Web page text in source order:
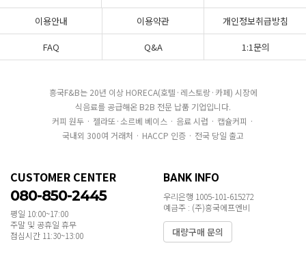
이용안내 이용약관
개인정보취급방침
FAQ
Q&A 1:1문의
흥국F&B는 20년 이상 HORECA(호텔·레스토랑·카페) 시장에
식음료를 공급해온 B2B 전문 납품 기업입니다.
커피 원두 · 젤라또·소르베 베이스 · 음료 시럽 · 캡슐커피 ·
국내외 300여 거래처 · HACCP 인증 · 전국 당일 출고
CUSTOMER CENTER
080-850-2445
평일 10:00~17:00
주말 및 공휴일 휴무
점심시간 11:30~13:00
BANK INFO
우리은행 1005-101-615272
예금주 : (주)흥국에프엔비
대량구매 문의